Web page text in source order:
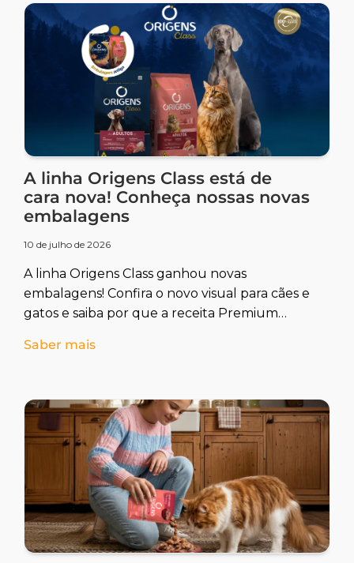
A linha Origens Class está de
cara nova! Conheça nossas novas
embalagens
10 de julho de 2026
A linha Origens Class ganhou novas
embalagens! Confira o novo visual para cães e
gatos e saiba por que a receita Premium
Saber mais